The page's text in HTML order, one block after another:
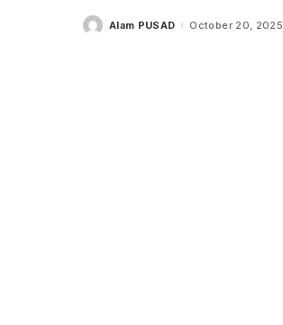
PostedAlam PUSAD October 20, 2025